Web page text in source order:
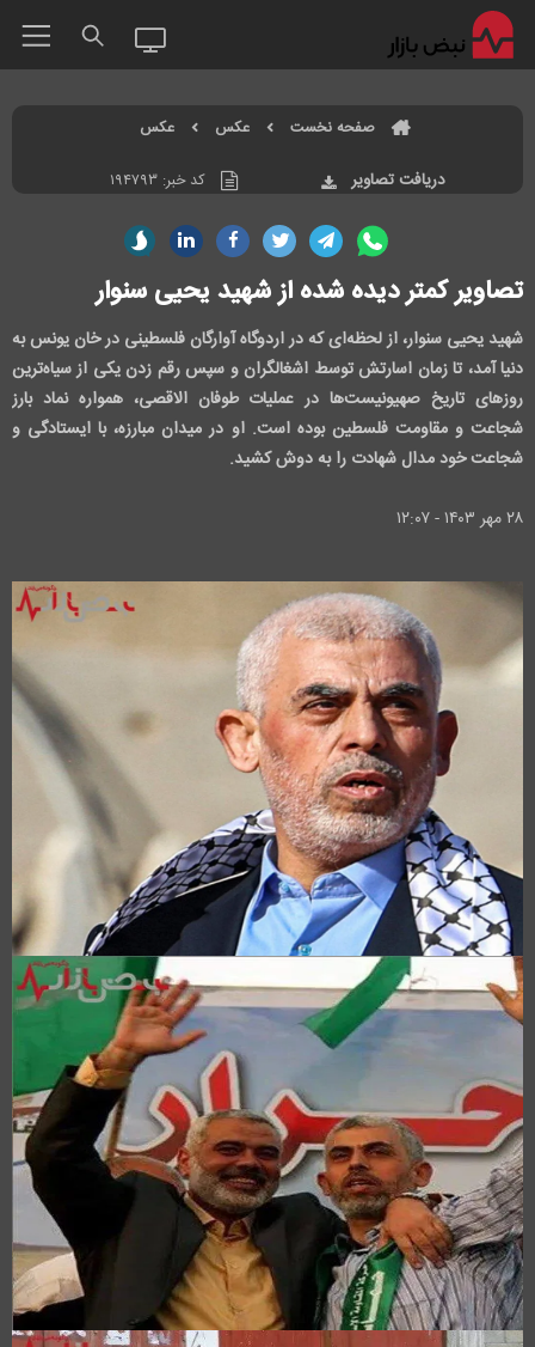
صفحه نخست عکس عکس
دریافت تصاویر کد خبر: ۱۹۴۷۹۳
تصاویر کمتر دیده شده از شهید یحیی سنوار
شهید یحیی سنوار، از لحظه‌ای که در اردوگاه آوارگان فلسطینی در خان یونس به
دنیا آمد، تا زمان اسارتش توسط اشغالگران و سپس رقم زدن یکی از سیاه‌ترین
روزهای تاریخ صهیونیست‌ها در عملیات طوفان الاقصی، همواره نماد بارز
شجاعت و مقاومت فلسطین بوده است. او در میدان مبارزه، با ایستادگی و
شجاعت خود مدال شهادت را به دوش کشید.
۲۸ مهر ۱۴۰۳ - ۱۲:۰۷